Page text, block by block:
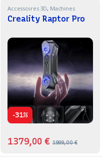
Accessoires 3D, Machines
Creality Raptor Pro
-31%
1379,00 € 1999,00€